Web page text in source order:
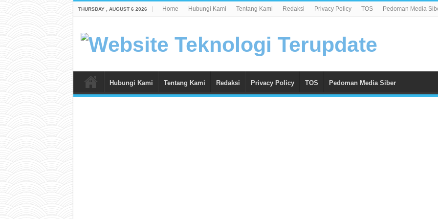
THURSDAY , AUGUST 6 2026 Home Hubungi Kami Tentang Kami Redaksi Privacy Policy TOS Pedoman Media
Hubungi Kami Tentang Kami Redaksi Privacy Policy TOS Pedoman Media Siber